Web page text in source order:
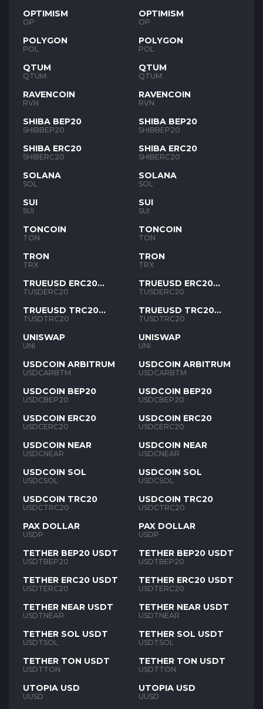
OPTIMISM
OP
POLYGON
POL
QTUM
QTUM
RAVENCOIN
RVN
SHIBA BEP20
SHIBBEP20
SHIBA ERC20
SHIBERC20
SOLANA
SOL
SUI
SUI
TONCOIN
TON
TRON
TRX
TRUEUSD ERC20
TUSD
TUSDERC20
TRUEUSD TRC20
TUSD
TUSDTRC20
UNISWAP
UNI
USDCOIN ARBITRUM
USDCARBTM
USDCOIN BEP20
USDCBEP20
USDCOIN ERC20
USDCERC20
USDCOIN NEAR
USDCNEAR
USDCOIN SOL
USDCSOL
USDCOIN TRC20
USDCTRC20
PAX DOLLAR
USDP
TETHER BEP20 USDT
USDTBEP20
TETHER ERC20 USDT
USDTERC20
TETHER NEAR USDT
USDTNEAR
TETHER SOL USDT
USDTSOL
TETHER TON USDT
USDTTON
UTOPIA USD
UUSD
OPTIMISM
OP
POLYGON
POL
QTUM
QTUM
RAVENCOIN
RVN
SHIBA BEP20
SHIBBEP20
SHIBA ERC20
SHIBERC20
SOLANA
SOL
SUI
SUI
TONCOIN
TON
TRON
TRX
TRUEUSD ERC20
TUSD
TUSDERC20
TRUEUSD TRC20
TUSD
TUSDTRC20
UNISWAP
UNI
USDCOIN ARBITRUM
USDCARBTM
USDCOIN BEP20
USDCBEP20
USDCOIN ERC20
USDCERC20
USDCOIN NEAR
USDCNEAR
USDCOIN SOL
USDCSOL
USDCOIN TRC20
USDCTRC20
PAX DOLLAR
USDP
TETHER BEP20 USDT
USDTBEP20
TETHER ERC20 USDT
USDTERC20
TETHER NEAR USDT
USDTNEAR
TETHER SOL USDT
USDTSOL
TETHER TON USDT
USDTTON
UTOPIA USD
UUSD